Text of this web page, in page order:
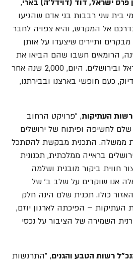
פרס ישראל, דוד (דוידל'ה) בארי,
בית שני רבבות בני אדם שהגיעו
אל המקדש, והיא צפויה לחבר
ותיירים שיצעדו על אותן
ממש. לפני 2,000 שנה, הרומאים חשבו שהם הביאו את
הקץ לחיים היהודיים בישראל ובירושלים. היום, 2,000 שנה אחר
כעם חופשי בארצנו ובבירתנו,
העתיקות, "פרויקט הרחוב
לחשיפה ופיתוח של ירושלים
ממשלה. התכנית מבקשת להסתכל
בראייה ממלכתית, תכנונית
חווית ביקור מובנית ושלמה
אנו שוקדים על שלב ב' של
כולו. תכנית שלם הינה חלק
– הפיכתה לארגון יוזם,
השמירה של הציבור על נכסי
רשות הטבע והגנים, "התרגשות